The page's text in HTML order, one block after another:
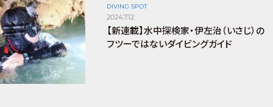
DIVING SPOT
2024.7.12
【新連載】水中探検家・伊左治（いさじ）の
フツーではないダイビングガイド